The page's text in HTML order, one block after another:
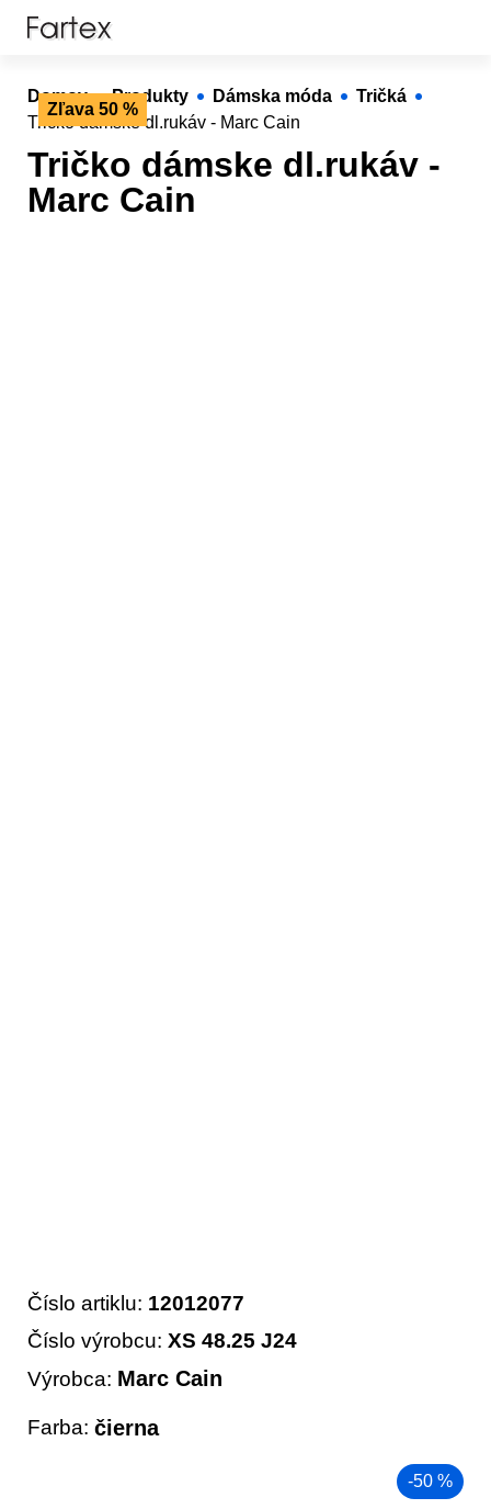
Domov Produkty Dámska móda Tričká
Tričko dámske dl.rukáv - Marc Cain
Tričko dámske dl.rukáv -
Marc Cain
Zľava 50 %
Číslo artiklu: 12012077
Číslo výrobcu: XS 48.25 J24
Výrobca: Marc Cain
Farba: čierna
-50 %